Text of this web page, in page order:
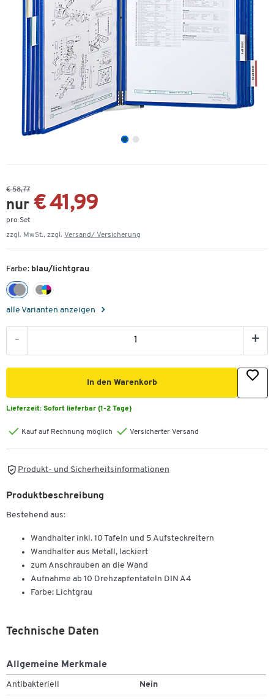
€ 58,77
nur € 41,99
pro Set
zzgl. MwSt., zzgl. Versand/ Versicherung
Farbe: blau/lichtgrau
alle Varianten anzeigen
- +
In den Warenkorb
Lieferzeit: Sofort lieferbar (1-2 Tage)
Kauf auf Rechnung möglich Versicherter Versand
Produkt- und Sicherheitsinformationen
Produktbeschreibung
Bestehend aus:
Wandhalter inkl. 10 Tafeln und 5 Aufsteckreitern
Wandhalter aus Metall, lackiert
zum Anschrauben an die Wand
Aufnahme ab 10 Drehzapfentafeln DIN A4
Farbe: Lichtgrau
Technische Daten
Allgemeine Merkmale
Antibakteriell Nein